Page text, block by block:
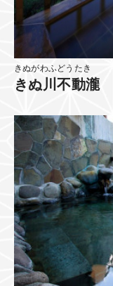
きぬがわふどうたき
きぬ川不動瀧